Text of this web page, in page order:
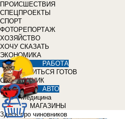
ПРОИСШЕСТВИЯ
СПЕЦПРОЕКТЫ
СПОРТ
ФОТОРЕПОРТАЖ
ХОЗЯЙСТВО
ХОЧУ СКАЗАТЬ
ЭКОНОМИКА
РАБОТА
УЧИТЬСЯ ГОТОВ
СПРАВОЧНИК
АВТО
Медицина
МАГАЗИНЫ
Здесь про чиновников